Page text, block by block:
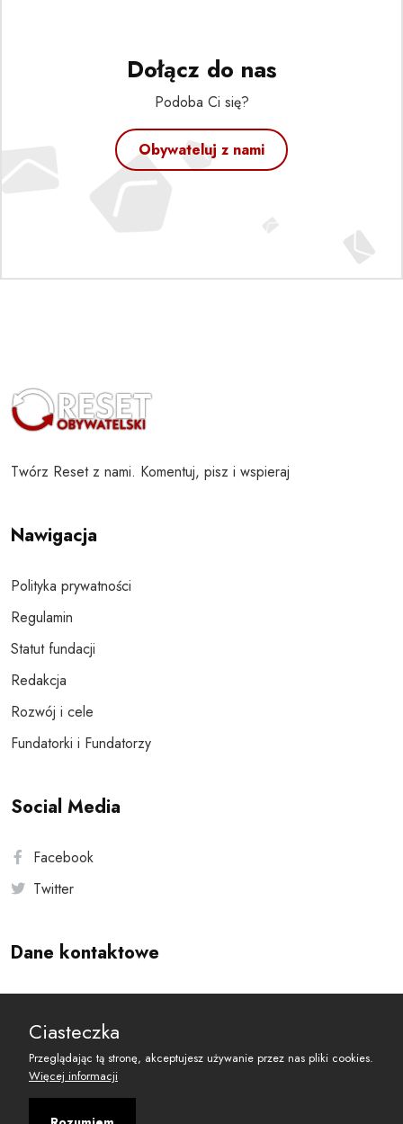
Dołącz do nas
Podoba Ci się?
Obywateluj z nami
Twórz Reset z nami. Komentuj, pisz i wspieraj
Nawigacja
Polityka prywatności
Regulamin
Statut fundacji
Redakcja
Rozwój i cele
Fundatorki i Fundatorzy
Social Media
Facebook
Twitter
Dane kontaktowe
reset@resetobywatelski.pl
Ciasteczka
Przeglądając tą stronę, akceptujesz używanie przez nas pliki cookies.
Więcej informacji